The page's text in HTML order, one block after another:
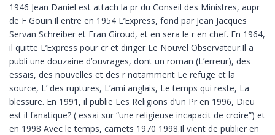
1946 Jean Daniel est attach la pr du Conseil des Ministres, aupr
de F Gouin.Il entre en 1954 L’Express, fond par Jean Jacques
Servan Schreiber et Fran Giroud, et en sera le r en chef. En 1964,
il quitte L’Express pour cr et diriger Le Nouvel Observateur.Il a
publi une douzaine d’ouvrages, dont un roman (L’erreur), des
essais, des nouvelles et des r notamment Le refuge et la
source, L’ des ruptures, L’ami anglais, Le temps qui reste, La
blessure. En 1991, il publie Les Religions d’un Pr en 1996, Dieu
est il fanatique? ( essai sur “une religieuse incapacit de croire”) et
en 1998 Avec le temps, carnets 1970 1998.Il vient de publier en